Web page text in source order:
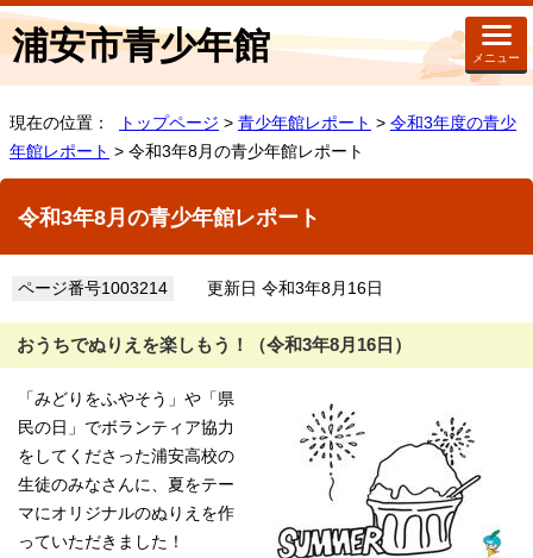
浦安市青少年館 メニュー
現在の位置： トップページ > 青少年館レポート > 令和3年度の青少
年館レポート > 令和3年8月の青少年館レポート
令和3年8月の青少年館レポート
ページ番号1003214 更新日 令和3年8月16日
おうちでぬりえを楽しもう！（令和3年8月16日）
「みどりをふやそう」や「県
民の日」でボランティア協力
をしてくださった浦安高校の
生徒のみなさんに、夏をテー
マにオリジナルのぬりえを作
っていただきました！